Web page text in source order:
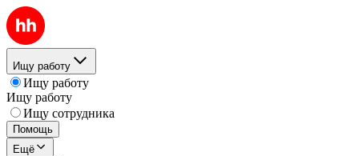
Ищу работу
Ищу работу
Ищу работу
Ищу сотрудника
Помощь
Ещё